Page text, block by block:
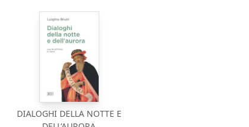
DIALOGHI DELLA NOTTE E